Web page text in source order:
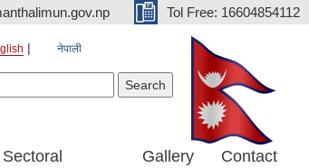
Tol Free: 16604854112
नेपाली
Sectoral Gallery Contact